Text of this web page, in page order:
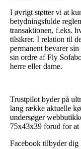
I øvrigt støtter vi at
betydningsfulde
transaktionen, f.eks.
tilsikrer. I relation til
permanent bevarer
sin ordre af Fly
herre eller dame.
Trustpilot byder på
lang række aktuelle
undersøger
75x43x39 forud for
Facebook tilbyder dig